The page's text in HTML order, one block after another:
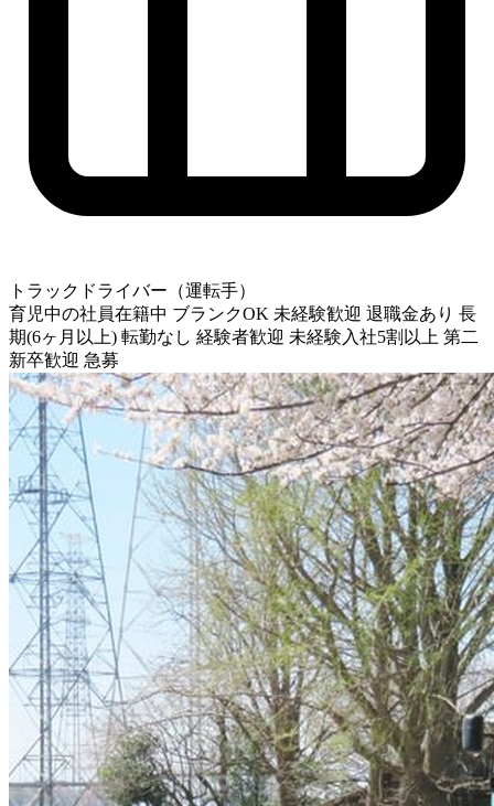
トラックドライバー（運転手）
育児中の社員在籍中 ブランクOK 未経験歓迎 退職金あり 長
期(6ヶ月以上) 転勤なし 経験者歓迎 未経験入社5割以上 第二
新卒歓迎 急募